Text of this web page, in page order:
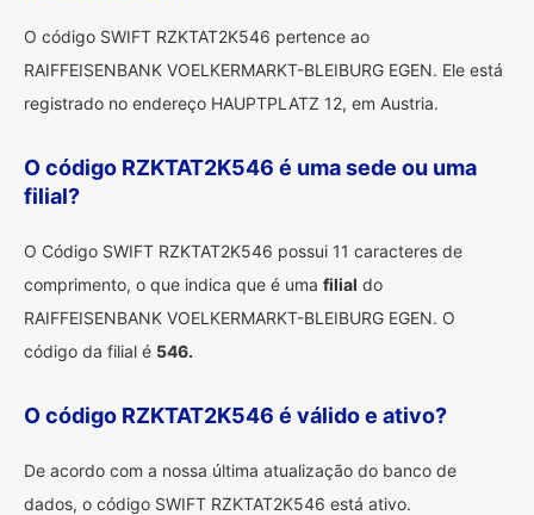
O código SWIFT RZKTAT2K546 pertence ao
RAIFFEISENBANK VOELKERMARKT-BLEIBURG EGEN. Ele está
registrado no endereço HAUPTPLATZ 12, em Austria.
O código RZKTAT2K546 é uma sede ou uma
filial?
O Código SWIFT RZKTAT2K546 possui 11 caracteres de
comprimento, o que indica que é uma filial do
RAIFFEISENBANK VOELKERMARKT-BLEIBURG EGEN. O
código da filial é 546.
O código RZKTAT2K546 é válido e ativo?
De acordo com a nossa última atualização do banco de
dados, o código SWIFT RZKTAT2K546 está ativo.